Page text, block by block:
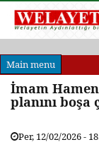
Main menu
İmam
planını boşa
Per, 12/02/2026 -